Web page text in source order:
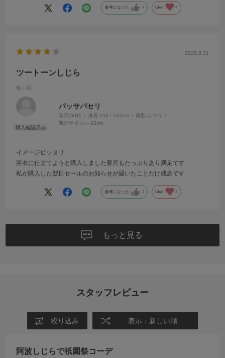
参考になった 4 Like! 4
2025.8.31
ツートーンしじら
色：紺
パッサパセリ
年代:60代 身長:156～160cm 体型:ふつう
靴のサイズ: ～23cm
イメージピッタリ
浴衣に仕立てようと購入しました要尺もたっぷりあり満足です
私が購入した翌日セールのお知らせが届いたことだけ残念です
参考になった 3 Like! 2
もっと見る
スタッフレビュー
絞り込み 表示：新しい順
阿波しじらで祇園祭コーデ